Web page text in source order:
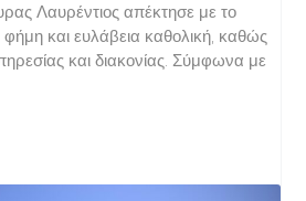
Λαυρέντιος απέκτησε με το
και ευλάβεια καθολική, καθώς
και διακονίας. Σύμφωνα με